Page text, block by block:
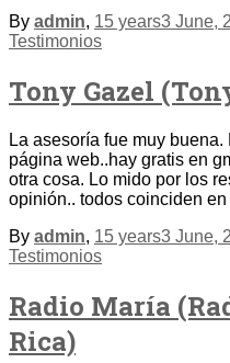
By admin, 15 years3 June,
Testimonios
Tony Gazel
La asesoría fue muy
página web..hay gratis en
otra cosa. Lo mido por los
opinión.. todos coinciden
By admin, 15 years3 June,
Testimonios
Radio María
Rica)